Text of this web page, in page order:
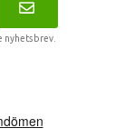
nyhetsbrev.